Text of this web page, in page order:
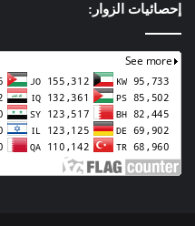
إحصائيات الزوار: